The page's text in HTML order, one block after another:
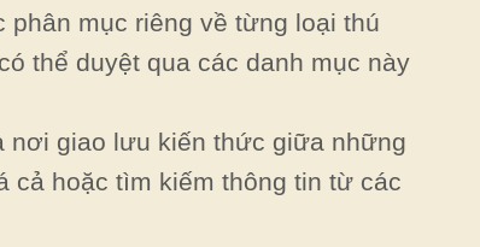
phân mục riêng về từng loại thú
thể duyệt qua các danh mục này
nơi giao lưu kiến thức giữa những
cả hoặc tìm kiếm thông tin từ các